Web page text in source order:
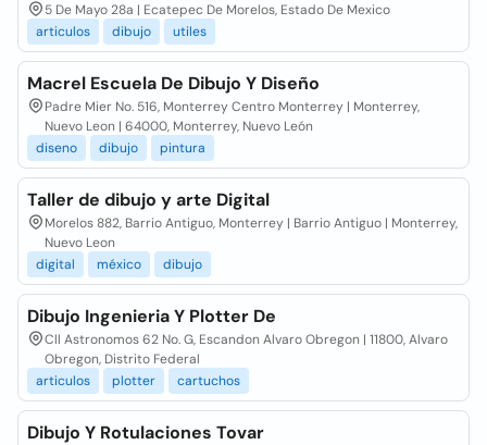
5 De Mayo 28a | Ecatepec De Morelos, Estado De Mexico
articulos
dibujo utiles
Macrel Escuela De Dibujo Y Diseño
Padre Mier No. 516, Monterrey Centro Monterrey | Monterrey,
Nuevo Leon | 64000, Monterrey, Nuevo León
diseno
dibujo pintura
Taller de dibujo y arte Digital
Morelos 882, Barrio Antiguo, Monterrey | Barrio Antiguo | Monterrey,
Nuevo Leon
digital
méxico dibujo
Dibujo Ingenieria Y Plotter De
Cll Astronomos 62 No. G, Escandon Alvaro Obregon | 11800, Alvaro
Obregon, Distrito Federal
articulos
plotter cartuchos
Dibujo Y Rotulaciones Tovar